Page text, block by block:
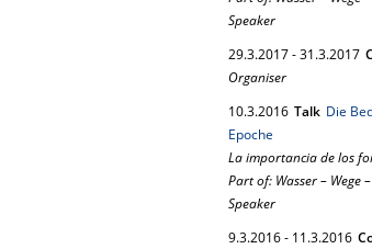
Speaker
29.3.2017-31.3.2017
Organiser
10.3.2016 Talk Die
Epoche
La importancia de los
Part of: Wasser – Wege
Speaker
9.3.2016- 11.3.2016